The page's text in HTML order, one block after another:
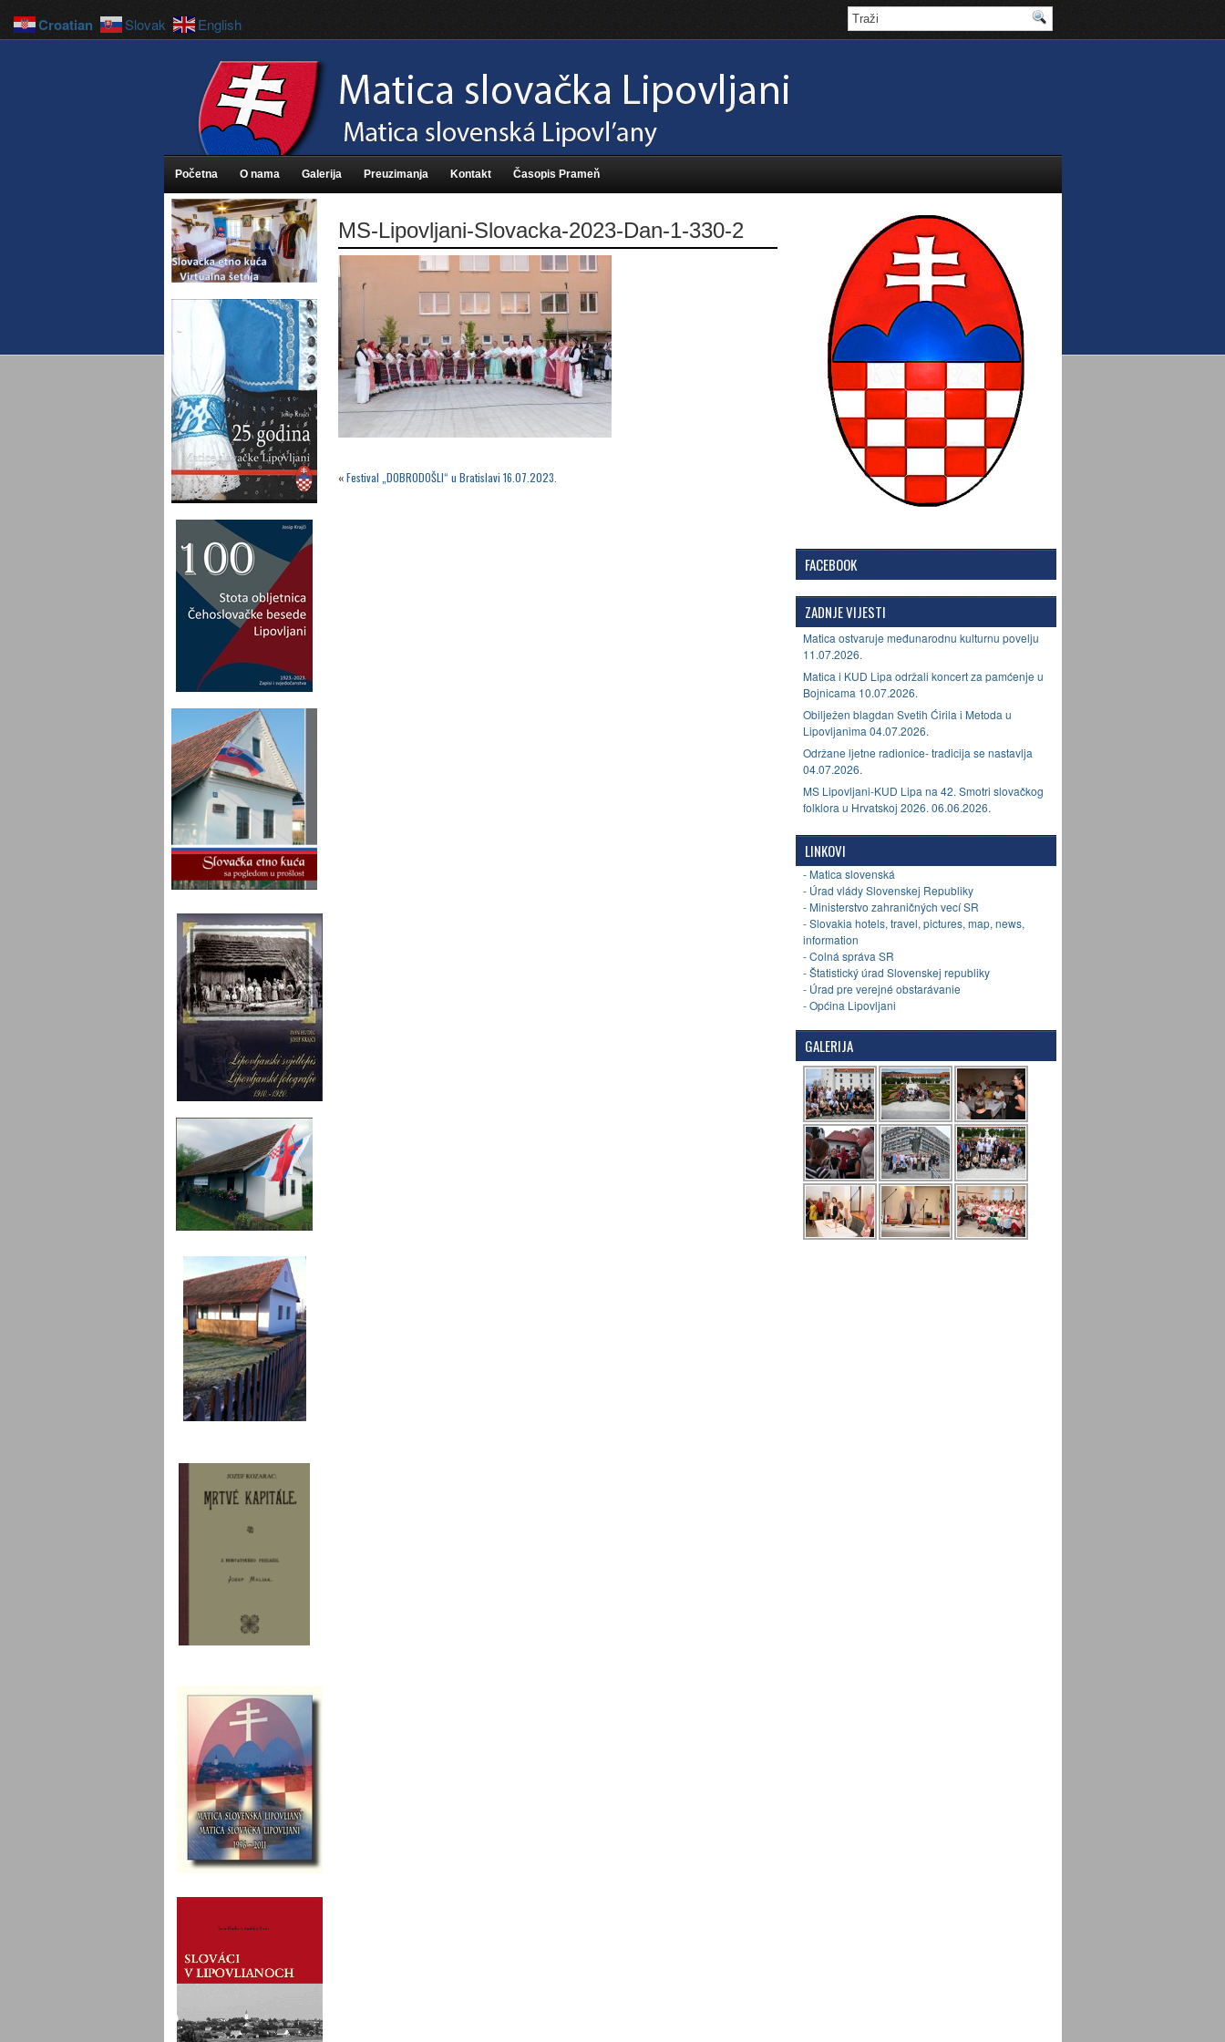
Početna O nama Galerija Preuzimanja Kontakt Časopis Prameň
MS-Lipovljani-Slovacka-2023-Dan-1-330-2
«Festival „DOBRODOŠLI“ u Bratislavi 16.07.2023.
FACEBOOK
ZADNJE VIJESTI
Matica ostvaruje međunarodnu kulturnu povelju
11.07.2026.
Matica i KUD Lipa održali koncert za pamćenje u
Bojnicama 10.07.2026.
Obilježen blagdan Svetih Ćirila i Metoda u
Lipovljanima 04.07.2026.
Održane ljetne radionice- tradicija se nastavlja
04.07.2026.
MS Lipovljani-KUD Lipa na 42. Smotri slovačkog
folklora u Hrvatskoj 2026. 06.06.2026.
LINKOVI
- Matica slovenská
- Úrad vlády Slovenskej Republiky
- Ministerstvo zahraničných vecí SR
- Slovakia hotels, travel, pictures, map, news,
information
- Colná správa SR
- Štatistický úrad Slovenskej republiky
- Úrad pre verejné obstarávanie
- Općina Lipovljani
GALERIJA
Croatian Slovak English